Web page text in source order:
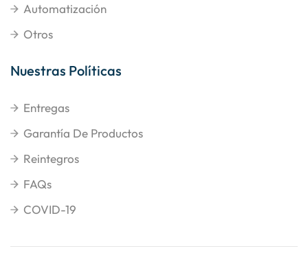
Automatización
Otros
Nuestras Políticas
Entregas
Garantía De Productos
Reintegros
FAQs
COVID-19